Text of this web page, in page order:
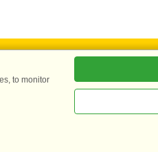
to monitor